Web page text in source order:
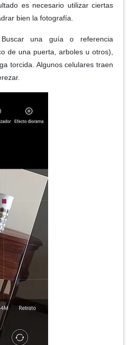
es necesario utilizar ciertas
bien la fotografía.
una guía o referencia
de una puerta, arboles u otros),
torcida. Algunos celulares traen